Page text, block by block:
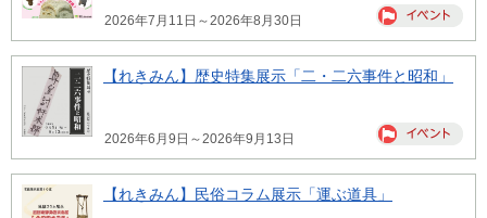
2026年7月11日～2026年8月30日
【れきみん】歴史特集展示「二・二六事件と昭和」
2026年6月9日～2026年9月13日
【れきみん】民俗コラム展示「運ぶ道具」